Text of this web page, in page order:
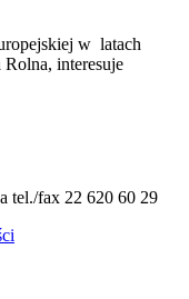
w latach
interesuje
tel./fax 22 620 60 29